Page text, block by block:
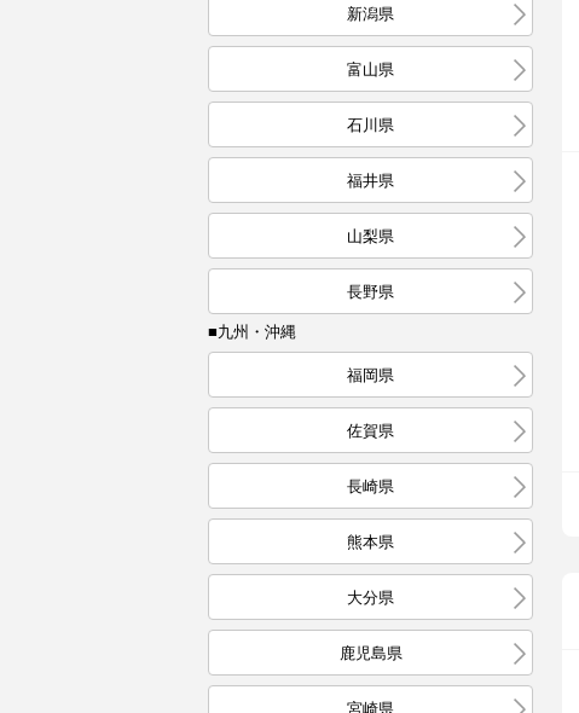
新潟県
富山県
石川県
福井県
山梨県
長野県
■九州・沖縄
福岡県
佐賀県
長崎県
熊本県
大分県
鹿児島県
宮崎県